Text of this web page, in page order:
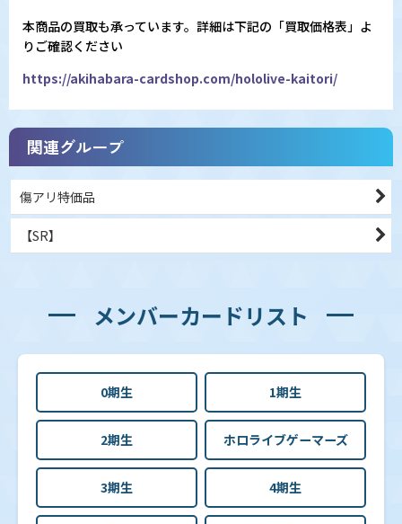
本商品の買取も承っています。詳細は下記の「買取価格表」よ
りご確認ください
https://akihabara-cardshop.com/hololive-kaitori/
関連グループ
傷アリ特価品
【SR】
メンバーカードリスト
0期生 1期生
2期生 ホロライブゲーマーズ
3期生 4期生